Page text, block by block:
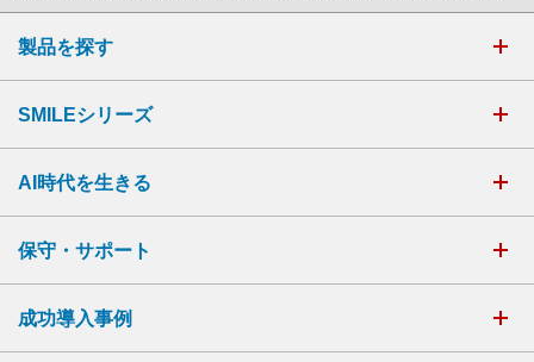
製品を探す
SMILEシリーズ
AI時代を生きる
保守・サポート
成功導入事例